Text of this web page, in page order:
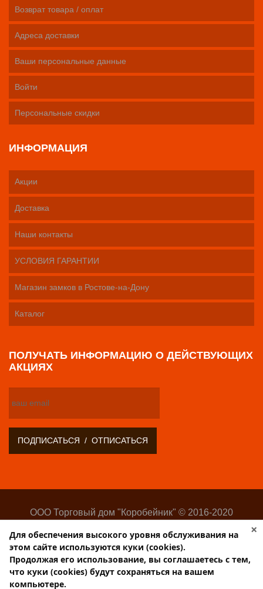
Возврат товара / оплат
Адреса доставки
Ваши персональные данные
Войти
Персональные скидки
ИНФОРМАЦИЯ
Акции
Доставка
Наши контакты
УСЛОВИЯ ГАРАНТИИ
Магазин замков в Ростове-на-Дону
Каталог
ПОЛУЧАТЬ ИНФОРМАЦИЮ О ДЕЙСТВУЮЩИХ
АКЦИЯХ
ООО Торговый дом "Коробейник" © 2016-2020
изделий
Разработка:Web-студия Websilon
Поддержка сайта —ООО «Центр-Интернет»
×
Для обеспечения высокого уровня обслуживания на
этом сайте используются куки (cookies).
Продолжая его использование, вы соглашаетесь с тем,
что куки (cookies) будут сохраняться на вашем
компьютере.